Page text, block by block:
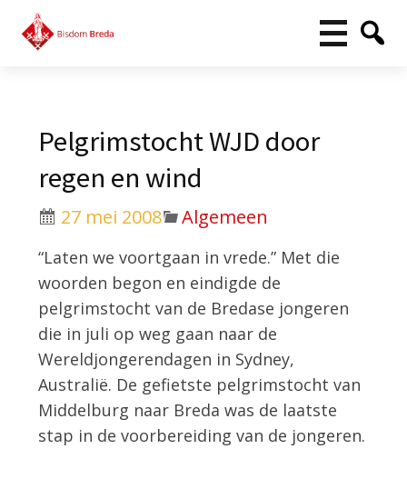
Pelgrimstocht WJD door
regen en wind
27 mei 2008 Algemeen
“Laten we voortgaan in vrede.” Met die
woorden begon en eindigde de
pelgrimstocht van de Bredase jongeren
die in juli op weg gaan naar de
Wereldjongerendagen in Sydney,
Australië. De gefietste pelgrimstocht van
Middelburg naar Breda was de laatste
stap in de voorbereiding van de jongeren.